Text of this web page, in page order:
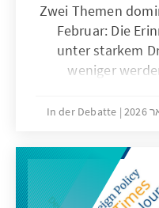
Zwei Themen
Februar: Die
unter starkem
weniger
dem wirksam
bloßes Erinnern
Engagement
angesichts
In der Debatte